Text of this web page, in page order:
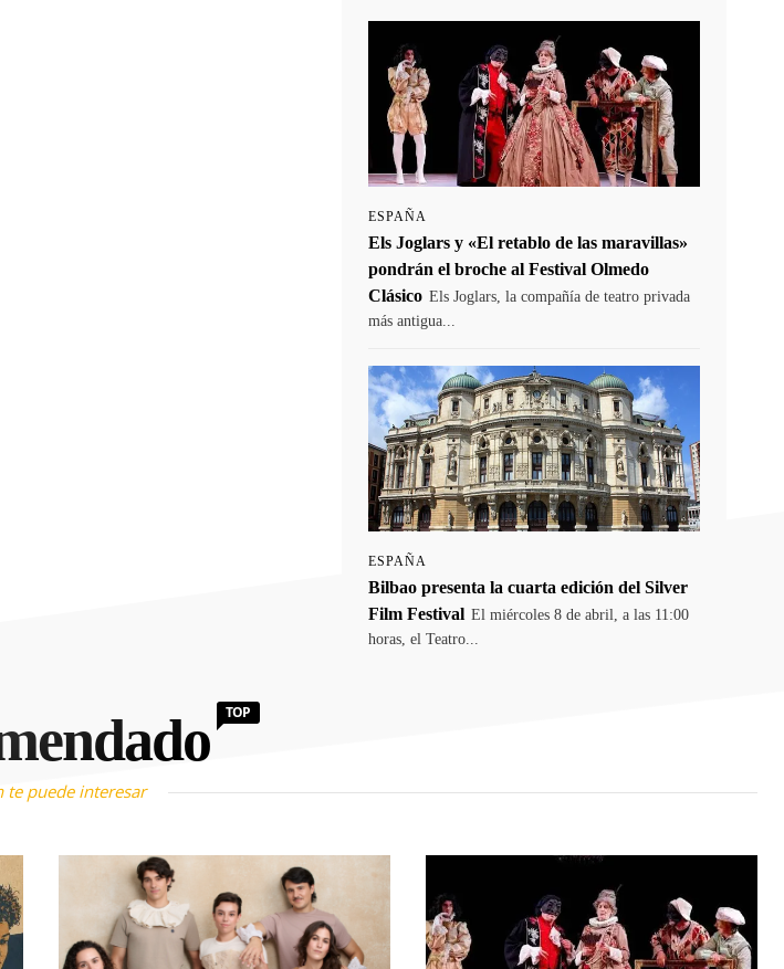
ESPAÑA
Els Joglars y «El retablo de las maravillas»
pondrán el broche al Festival Olmedo
Clásico Els Joglars, la compañía de teatro privada
más antigua...
ESPAÑA
Bilbao presenta la cuarta edición del Silver
Film Festival El miércoles 8 de abril, a las 11:00
horas, el Teatro...
TOP
te puede interesar